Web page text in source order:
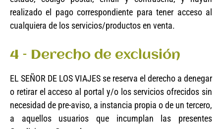
realizado el pago correspondiente para tener acceso al
cualquiera de los servicios/productos en venta.
4 – Derecho de exclusión
EL SEÑOR DE LOS VIAJES se reserva el derecho a denegar
o retirar el acceso al portal y/o los servicios ofrecidos sin
necesidad de pre-aviso, a instancia propia o de un tercero,
a aquellos usuarios que incumplan las presentes